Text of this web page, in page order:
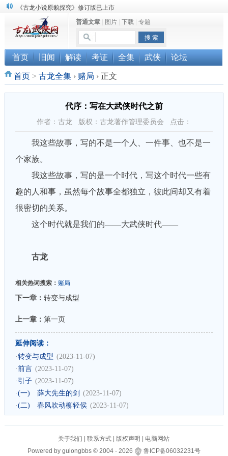
《古龙小说原貌探究》修订版已上市
顾雪衣《古龙武侠小说知见录》上市
“武侠书库”查缺补漏活动圆满结束
普通文章| 图片| 下载| 专题
首页 旧闻 解读 考证 全集 武侠 论坛
首页> 古龙全集 › 赌局 ›正文
代序：写在大武侠时代之前
作者：古龙 版权：古龙著作管理委员会 点击：
我这些故事，写的不是一个人、一件事、也不是一
个家族。
我这些故事，写的是一个时代，写这个时代一些有
趣的人和事，虽然每个故事全都独立，彼此间却又有着
很密切的关系。
这个时代就是我们的——大武侠时代——
古龙
相关热词搜索： 赌局
下一章： 转变与成型
上一章： 第一页
延伸阅读：
·转变与成型 (2023-11-07)
·前言 (2023-11-07)
· 引子 (2023-11-07)
·(一) 薛大先生的剑 (2023-11-07)
·(二) 春风吹动柳轻侯 (2023-11-07)
关于我们 |联系方式 版权声明
电脑网站
Powered by gulongbbs ©2004 - 2026 鲁ICP备06032231号